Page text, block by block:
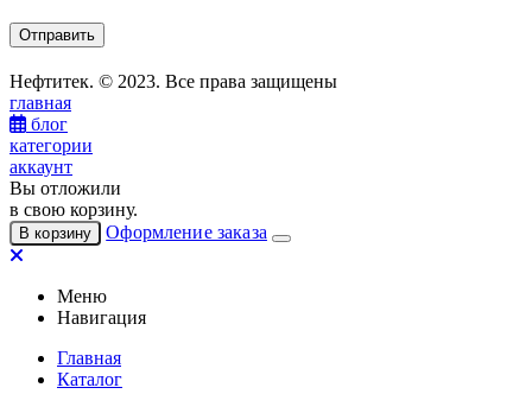
Нефтитек. © 2023. Все права защищены
главная
блог
категории
аккаунт
Вы отложили
в свою корзину.
В корзину Оформление заказа
Меню
Навигация
Главная
Каталог